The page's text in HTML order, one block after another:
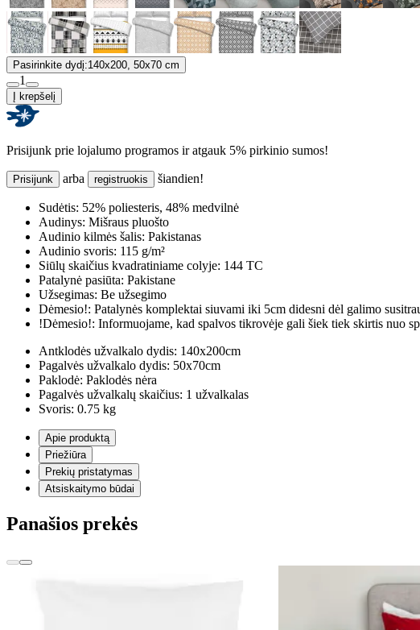
Pasirinkite dydį:140x200, 50x70 cm
1
Į krepšelį
Prisijunk prie lojalumo programos ir atgauk 5% pirkinio sumos!
Prisijunk arba registruokis šiandien!
Sudėtis: 52% poliesteris, 48% medvilnė
Audinys: Mišraus pluošto
Audinio kilmės šalis: Pakistanas
Audinio svoris: 115 g/m²
Siūlų skaičius kvadratiniame colyje: 144 TC
Patalynė pasiūta: Pakistane
Užsegimas: Be užsegimo
Dėmesio!: Patalynės komplektai siuvami iki 5cm didesni dėl galimo
!Dėmesio!: Informuojame, kad spalvos tikrovėje gali šiek tiek skirtis nuo
Antklodės užvalkalo dydis: 140x200cm
Pagalvės užvalkalo dydis: 50x70cm
Paklodė: Paklodės nėra
Pagalvės užvalkalų skaičius: 1 užvalkalas
Svoris: 0.75 kg
Apie produktą
Priežiūra
Prekių pristatymas
Atsiskaitymo būdai
Panašios prekės